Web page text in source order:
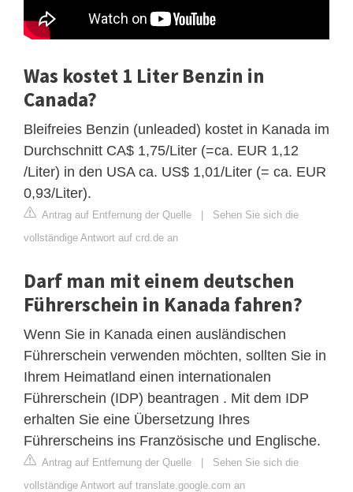
Was kostet 1 Liter Benzin in
Canada?
Bleifreies Benzin (unleaded) kostet in Kanada im
Durchschnitt CA$ 1,75/Liter (=ca. EUR 1,12
/Liter) in den USA ca. US$ 1,01/Liter (= ca. EUR
0,93/Liter).
Antrag auf Entfernung der Quelle | Sehen Sie sich die
vollständige Antwort auf crd.de an
Darf man mit einem deutschen
Führerschein in Kanada fahren?
Wenn Sie in Kanada einen ausländischen
Führerschein verwenden möchten, sollten Sie in
Ihrem Heimatland einen internationalen
Führerschein (IDP) beantragen . Mit dem IDP
erhalten Sie eine Übersetzung Ihres
Führerscheins ins Französische und Englische.
Antrag auf Entfernung der Quelle | Sehen Sie sich die
vollständige Antwort auf translate.google.com an